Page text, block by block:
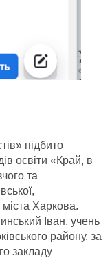
підбито
освіти «Край, в
та
Харкова.
Іван, учень
району, за
закладу